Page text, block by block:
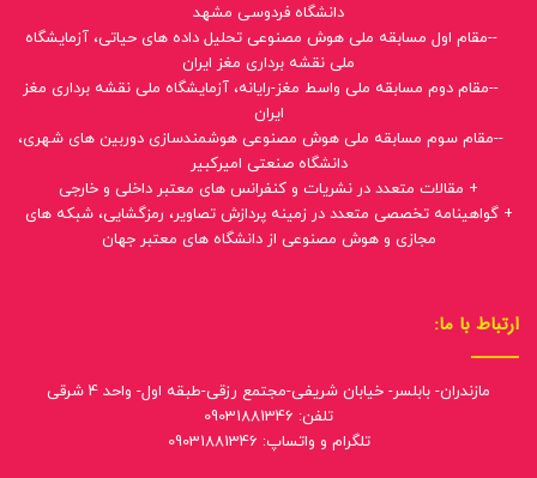
دانشگاه فردوسی مشهد
--مقام اول مسابقه ملی هوش مصنوعی تحلیل داده های حیاتی، آزمایشگاه
ملی نقشه برداری مغز ایران
--مقام دوم مسابقه ملی واسط مغز-رایانه، آزمایشگاه ملی نقشه برداری مغز
ایران
--مقام سوم مسابقه ملی هوش مصنوعی هوشمندسازی دوربین های شهری،
دانشگاه صنعتی امیرکبیر
+ مقالات متعدد در نشریات و کنفرانس های معتبر داخلی و خارجی
+ گواهینامه تخصصی متعدد در زمینه پردازش تصاویر، رمزگشایی، شبکه های
مجازی و هوش مصنوعی از دانشگاه های معتبر جهان
ارتباط با ما:
مازندران- بابلسر- خیابان شریفی-مجتمع رزقی-طبقه اول- واحد 4 شرقی
تلفن: 09031881346
تلگرام و واتساپ: 09031881346